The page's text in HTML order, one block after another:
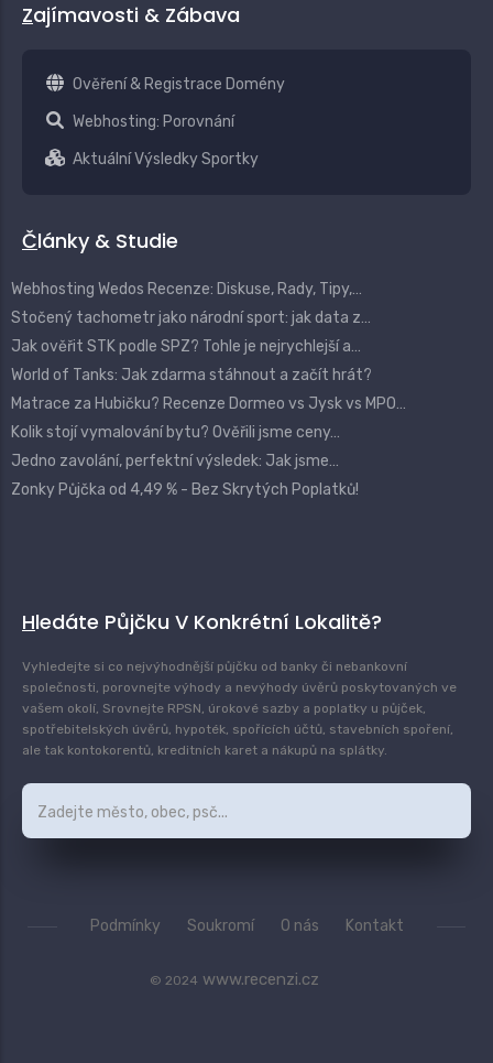
Zajímavosti & Zábava
Ověření & Registrace Domény
Webhosting: Porovnání
Aktuální Výsledky Sportky
Články & Studie
Webhosting Wedos Recenze: Diskuse, Rady, Tipy,…
Stočený tachometr jako národní sport: jak data z…
Jak ověřit STK podle SPZ? Tohle je nejrychlejší a…
World of Tanks: Jak zdarma stáhnout a začít hrát?
Matrace za Hubičku? Recenze Dormeo vs Jysk vs MPO…
Kolik stojí vymalování bytu? Ověřili jsme ceny…
Jedno zavolání, perfektní výsledek: Jak jsme…
Zonky Půjčka od 4,49 % - Bez Skrytých Poplatků!
Hledáte Půjčku V Konkrétní Lokalitě?
Vyhledejte si co nejvýhodnější půjčku od banky či nebankovní
společnosti, porovnejte výhody a nevýhody úvěrů poskytovaných ve
vašem okolí, Srovnejte RPSN, úrokové sazby a poplatky u půjček,
spotřebitelských úvěrů, hypoték, spořících účtů, stavebních spoření,
ale tak kontokorentů, kreditních karet a nákupů na splátky.
Podmínky Soukromí O nás Kontakt
© 2024 www.recenzi.cz